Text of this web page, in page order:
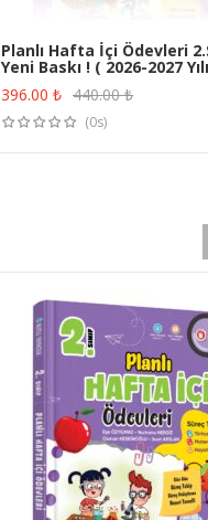
ÜRÜN SATIN AL
Planlı Hafta İçi Ödevleri
Yeni Baskı ! ( 2026-2027
396.00 ₺ 440.00₺
(0s)